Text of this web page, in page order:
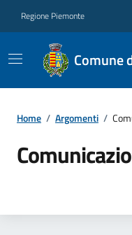
Regione Piemonte
Comune
Home / Argomenti /